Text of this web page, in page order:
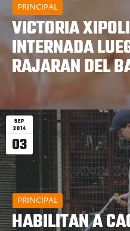
PRINCIPAL
VICTORIA
INTERNADA
RAJARAN DEL
SEP
2014
03
PRINCIPAL
HABILITAN A